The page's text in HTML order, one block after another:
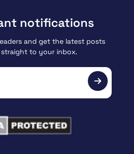
notifications
and get the latest posts
straight to your inbox.